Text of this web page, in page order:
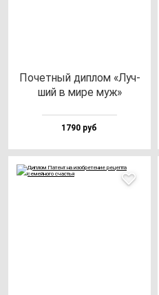
Почет­ный дип­лом «Луч­
ший в ми­ре муж»
1790 руб